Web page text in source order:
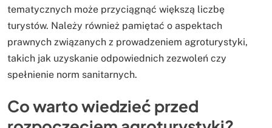
tematycznych może przyciągnąć większą liczbę
turystów. Należy również pamiętać o aspektach
prawnych związanych z prowadzeniem agroturystyki,
takich jak uzyskanie odpowiednich zezwoleń czy
spełnienie norm sanitarnych.
Co warto wiedzieć przed